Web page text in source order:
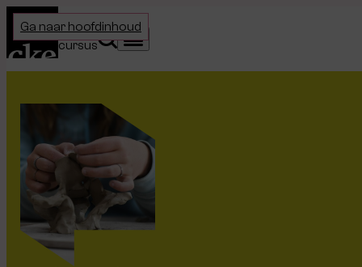
Ga naar hoofdinhoud
Home
Kies je
cursusZoeken
Menu